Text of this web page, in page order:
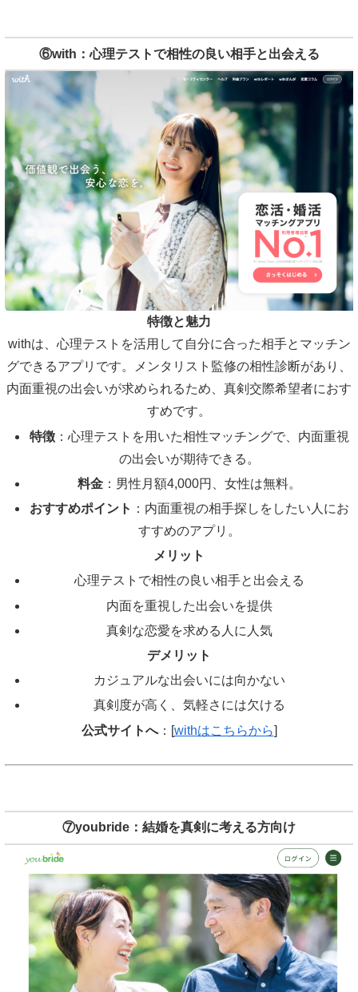
⑥with：心理テストで相性の良い相手と出会える
特徴と魅力
withは、心理テストを活用して自分に合った相手とマッチン
グできるアプリです。メンタリスト監修の相性診断があり、
内面重視の出会いが求められるため、真剣交際希望者におす
すめです。
特徴 ：心理テストを用いた相性マッチングで、内面重視
の出会いが期待できる。
料金 ：男性月額4,000円、女性は無料。
おすすめポイント ：内面重視の相手探しをしたい人にお
すすめのアプリ。
メリット
心理テストで相性の良い相手と出会える
内面を重視した出会いを提供
真剣な恋愛を求める人に人気
デメリット
カジュアルな出会いには向かない
真剣度が高く、気軽さには欠ける
公式サイトへ：[withはこちらから]
⑦youbride：結婚を真剣に考える方向け